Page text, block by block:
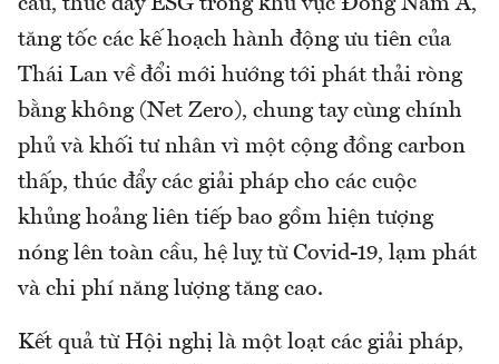
cầu, thúc đẩy ESG trong khu vực Đông Nam Á,
tăng tốc các kế hoạch hành động ưu tiên của
Thái Lan về đổi mới hướng tới phát thải ròng
bằng không (Net Zero), chung tay cùng chính
phủ và khối tư nhân vì một cộng đồng carbon
thấp, thúc đẩy các giải pháp cho các cuộc
khủng hoảng liên tiếp bao gồm hiện tượng
nóng lên toàn cầu, hệ luỵ từ Covid-19, lạm phát
và chi phí năng lượng tăng cao.
Kết quả từ Hội nghị là một loạt các giải pháp,